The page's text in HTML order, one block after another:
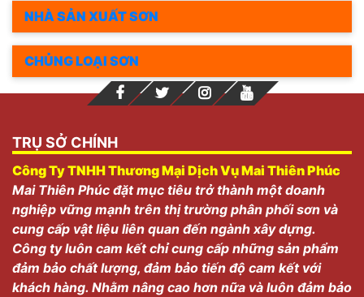
NHÀ SẢN XUẤT SƠN
CHỦNG LOẠI SƠN
TRỤ SỞ CHÍNH
Công Ty TNHH Thương Mại Dịch Vụ Mai Thiên Phúc
Mai Thiên Phúc đặt mục tiêu trở thành một doanh
nghiệp vững mạnh trên thị trường phân phối sơn và
cung cấp vật liệu liên quan đến ngành xây dựng.
Công ty luôn cam kết chỉ cung cấp những sản phẩm
đảm bảo chất lượng, đảm bảo tiến độ cam kết với
khách hàng. Nhằm nâng cao hơn nữa và luôn đảm bảo